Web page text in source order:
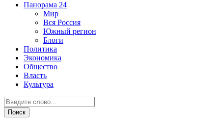
Панорама 24
Мир
Вся Россия
Южный регион
Блоги
Политика
Экономика
Общество
Власть
Культура